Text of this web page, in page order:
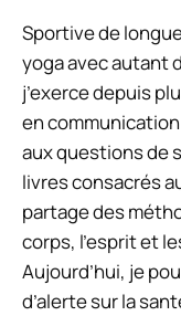
Sportive de
yoga avec autant
j’exerce depuis
en
aux questions de
livres consacrés
partage des
corps, l’esprit et
Aujourd’hui, je
d’alerte sur la